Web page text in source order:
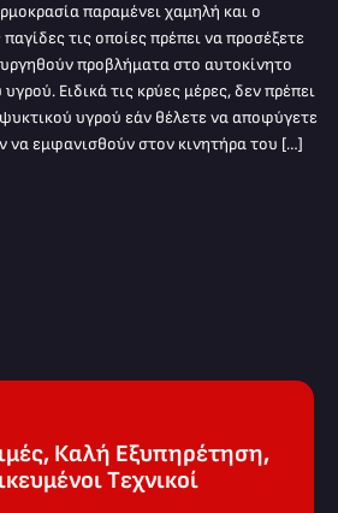
παραμένει χαμηλή και ο
τις οποίες πρέπει να προσέξετε
προβλήματα στο αυτοκίνητο
Ειδικά τις κρύες μέρες, δεν πρέπει
υγρού εάν θέλετε να αποφύγετε
να εμφανισθούν στον κινητήρα του […]
Καλή Εξυπηρέτηση,
Tεχνικοί